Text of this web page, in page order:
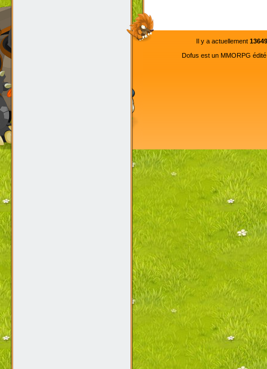
Il y a actuellement 13649
Dofus est un MMORPG